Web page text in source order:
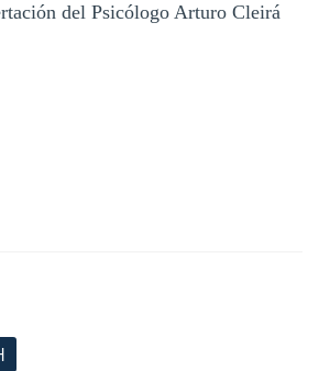
del Psicólogo Arturo Cleirá